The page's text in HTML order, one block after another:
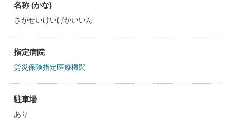
名称 (かな)
さがせいけいげかいいん
指定病院
労災保険指定医療機関
駐車場
あり